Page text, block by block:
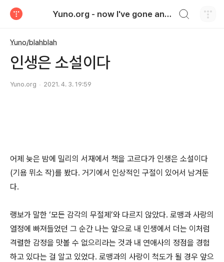
Yuno.org - now I've gone and thrown it all away..
Yuno/blahblah
인생은 소설이다
Yuno.org 2021. 4. 3. 19:59
어제 늦은 밤에 밀리의 서재에서 책을 고르다가 인생은 소설이다
(기욤 뮈소 작)를 봤다. 거기에서 인상적인 구절이 있어서 남겨둔
다.
랭보가 말한 ‘모든 감각의 무절제’와 다르지 않았다. 로맹과 사랑의
열정에 빠져들었던 그 순간 나는 앞으로 내 인생에서 더는 이처럼
격렬한 감정을 맛볼 수 없으리라는 것과 내 연애사의 정점을 경험
하고 있다는 걸 알고 있었다. 로맹과의 사랑이 척도가 될 경우 앞으